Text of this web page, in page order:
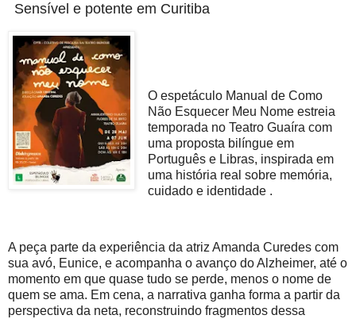
Sensível e potente em Curitiba
O espetáculo Manual de Como
Não Esquecer Meu Nome estreia
temporada no Teatro Guaíra com
uma proposta bilíngue em
Português e Libras, inspirada em
uma história real sobre memória,
cuidado e identidade .
A peça parte da experiência da atriz Amanda Curedes com
sua avó, Eunice, e acompanha o avanço do Alzheimer, até o
momento em que quase tudo se perde, menos o nome de
quem se ama. Em cena, a narrativa ganha forma a partir da
perspectiva da neta, reconstruindo fragmentos dessa